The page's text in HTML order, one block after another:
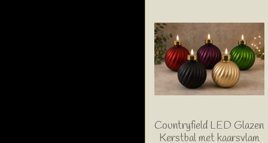
Countryfield LED Glazen
Kerstbal met kaarsvlam